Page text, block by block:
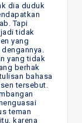
dia duduk
Tapi
tidak
yang
yang tidak
berhak
bahasa
tersebut.
teman
karena